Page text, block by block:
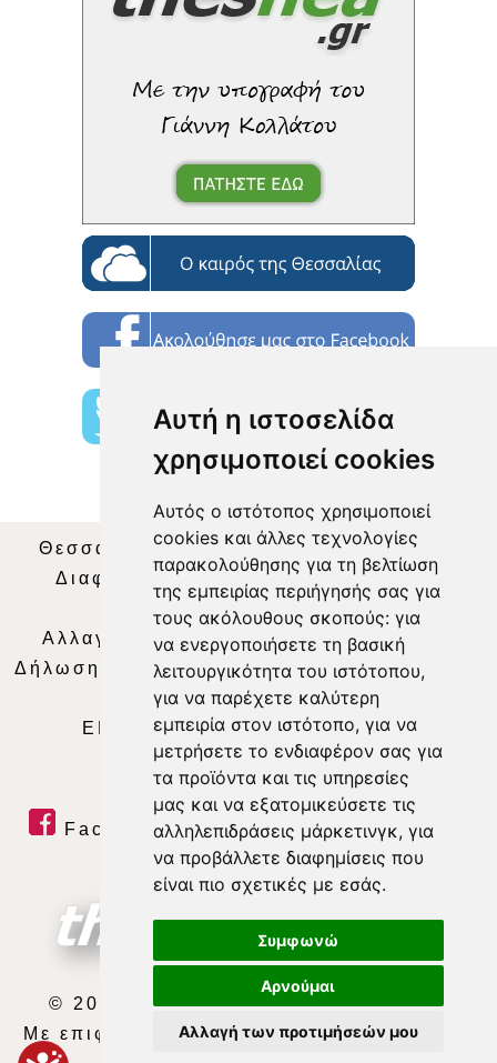
Αυτή η ιστοσελίδα
χρησιμοποιεί cookies
Αυτός ο ιστότοπος χρησιμοποιεί
cookies και άλλες τεχνολογίες
παρακολούθησης για τη βελτίωση
της εμπειρίας περιήγησής σας για
τους ακόλουθους σκοπούς: για
να ενεργοποιήσετε τη βασική
λειτουργικότητα του ιστότοπου,
για να παρέχετε καλύτερη
εμπειρία στον ιστότοπο, για να
μετρήσετε το ενδιαφέρον σας για
τα προϊόντα και τις υπηρεσίες
μας και να εξατομικεύσετε τις
αλληλεπιδράσεις μάρκετινγκ, για
να προβάλλετε διαφημίσεις που
είναι πιο σχετικές με εσάς.
Συμφωνώ
Αρνούμαι
Αλλαγή των προτιμήσεών μου
Θεσσαλία Τηλεόραση|SNG Services
Διαφήμιση | Όροι Χρήσης |Δήλωση
Απορρήτου |
Περιεχόμενο
Αλλαγή Προτιμήσεων για τα Cookies
Δήλωση συμμόρφωσης με τη σύσταση (ΕΕ)
2018/334|Ταυτότητα
ΕΝΗΜΕΡΩΣΗ |WEB TV| LIVE
Facebook| Twitter | Youtube
RSS Feed
© 2026 ΘΕΣΣΑΛΙΑ ΤΗΛΕΟΡΑΣΗ Α.Ε.
Με επιφύλαξη κάθε νόμιμου δικαιώματος.